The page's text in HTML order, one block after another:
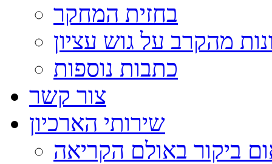
בחזית המחקר
מהקרב על גוש עציון
כתבות נוספות
צור קשר
שירותי הארכיון
ביקור באולם הקריאה